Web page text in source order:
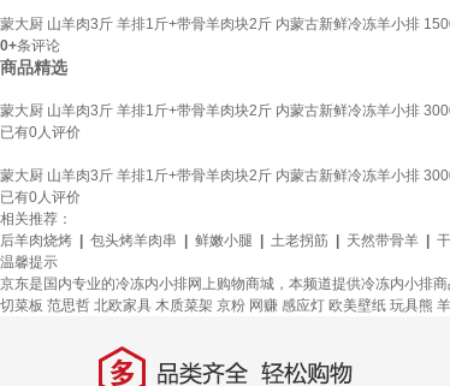
蒙大厨 山羊肉3斤 羊排1斤+带骨羊肉块2斤 内蒙古新鲜冷冻羊小排
0+条评论
商品精选
蒙大厨 山羊肉3斤 羊排1斤+带骨羊肉块2斤 内蒙古新鲜冷冻羊小排
已有0人评价
蒙大厨 山羊肉3斤 羊排1斤+带骨羊肉块2斤 内蒙古新鲜冷冻羊小排
已有0人评价
相关推荐：
后羊肉烧烤
包头烤羊肉串 鲜嫩小腿 土老拐筋 天然带骨羊
温馨提示
京东是国内专业的冷冻内小排网上购物商城，本频道提供冷冻内小排
切菜板 范思哲 北欧家具 木质菜架 京粉 网赚 感应灯 欧美壁纸 玩具熊
多 品类齐全，轻松购物